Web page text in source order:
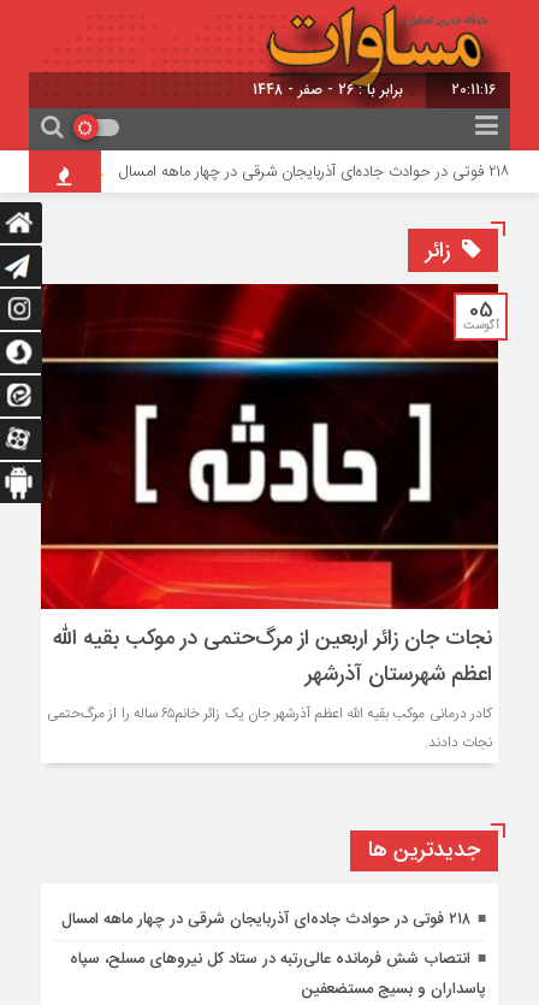
20:11:16 برابر با : 26 - صفر - 1448
۲۱۸ فوتی در حوادث جاده‌ای آذربایجان شرقی در چهار ماهه امسال انتصاب شش
زائر
05
آگوست
نجات جان زائر اربعین از مرگ‌حتمی در موکب بقیه الله
اعظم شهرستان آذرشهر
کادر درمانی موکب بقیه الله اعظم آذرشهر جان یک زائر خانم‌۶۵ ساله را از مرگ‌حتمی
نجات دادند.
جديدترين ها
۲۱۸ فوتی در حوادث جاده‌ای آذربایجان شرقی در چهار ماهه امسال
انتصاب شش فرمانده عالی‌رتبه در ستاد کل نیروهای مسلح، سپاه
پاسداران و بسیج مستضعفین